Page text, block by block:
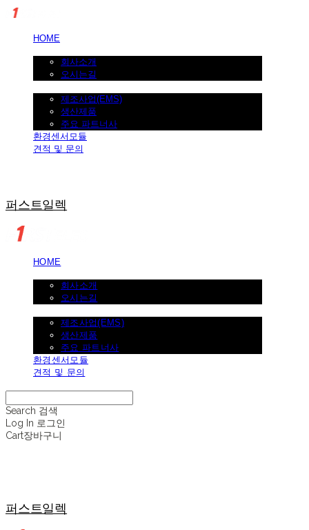
HOME
회사소개
오시는길
제조사업(EMS)
생산제품
주요 파트너사
환경센서모듈
견적 및 문의
퍼스트일렉
HOME
회사소개
오시는길
제조사업(EMS)
생산제품
주요 파트너사
환경센서모듈
견적 및 문의
Search 검색
Log In 로그인
Cart장바구니
퍼스트일렉